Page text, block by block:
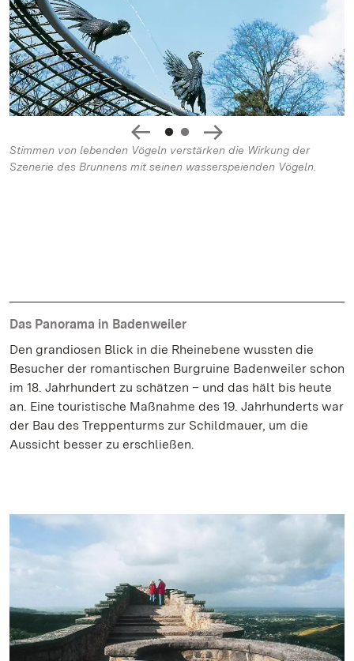
Stimmen von lebenden Vögeln verstärken die Wirkung der
Szenerie des Brunnens mit seinen wasserspeienden Vögeln.
Das Panorama in Badenweiler
Den grandiosen Blick in die Rheinebene wussten die
Besucher der romantischen Burgruine Badenweiler schon
im 18. Jahrhundert zu schätzen – und das hält bis heute
an. Eine touristische Maßnahme des 19. Jahrhunderts war
der Bau des Treppenturms zur Schildmauer, um die
Aussicht besser zu erschließen.